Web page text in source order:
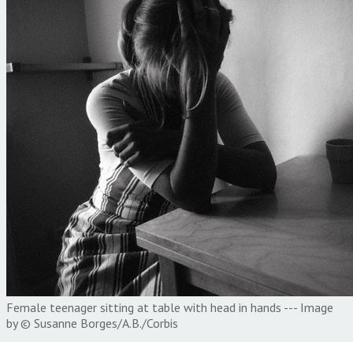
Female teenager sitting at table with head in hands --- Image
by © Susanne Borges/A.B./Corbis